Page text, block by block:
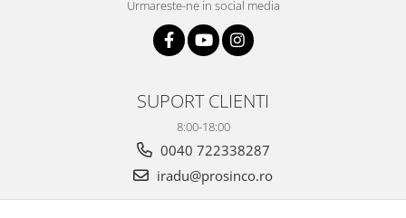
Urmareste-ne in social media
SUPORT CLIENTI
8:00-18:00
0040 722338287
iradu@prosinco.ro